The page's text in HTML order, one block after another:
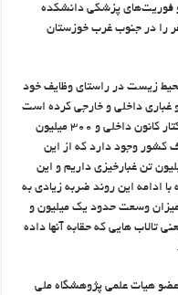
و فوریت‌های پزشکی دانشکده
پزشکی آبادان، گرد و غبار هزار و ۳۲۹ نفر را در جنوب غرب خوزستان
محیط زیست در راستای وظایف خود
غباری داخلی و خارجی کرده است
که بررسی ها نشان داد حدود ۳۴.۶ میلیون هکتار کانون داخلی و ۳۰۰ میلیون
کشور وجود دارد که از این
های داخلی سالانه حدود ۴.۲۳ میلیون تن غبارخیزی داریم و این
ادامه این روند ضربه زیادی به
وسعت حدود یک میلیون و
تالاب هایی که حقابه آنها داده
هیات علمی پژوهشگاه ملی